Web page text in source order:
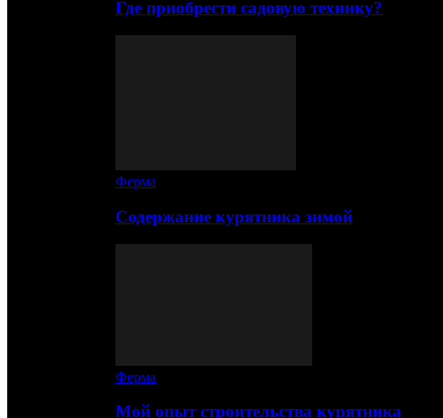
Где приобрести садовую технику?
Ферма
Содержание курятника зимой
Ферма
Мой опыт строительства курятника